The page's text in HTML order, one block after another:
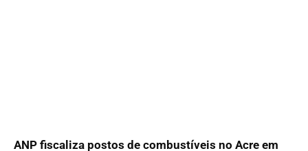
ANP fiscaliza postos de combustíveis no Acre em